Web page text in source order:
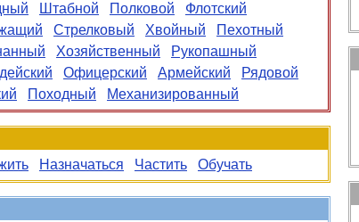
Штабной Полковой
Флотский
Стрелковый Хвойный
Пехотный
Хозяйственный
Рукопашный
Офицерский Армейский
Рядовой
Походный Механизированный
Назначаться Частить Обучать